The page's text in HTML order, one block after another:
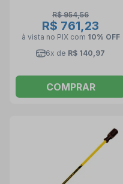
R$ 954,56
R$ 761,23
à vista no PIX com 10% OFF
6x de R$ 140,97
COMPRAR